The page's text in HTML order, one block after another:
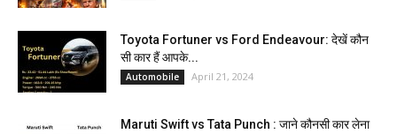
Toyota Fortuner vs Ford Endeavour: देखें कौन
सी कार हैं आपके...
Automobile April 21, 2024
Maruti Swift vs Tata Punch : जाने कौनसी कार लेना